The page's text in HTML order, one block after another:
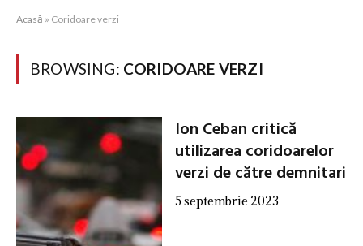
Acasă » Coridoare verzi
BROWSING: CORIDOARE VERZI
Ion Ceban critică
utilizarea coridoarelor
verzi de către demnitari
5 septembrie 2023